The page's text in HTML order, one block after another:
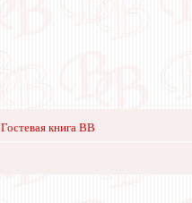
Гостевая книга ВВ